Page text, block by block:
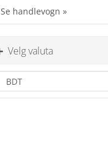
Se handlevogn »
Velg valuta